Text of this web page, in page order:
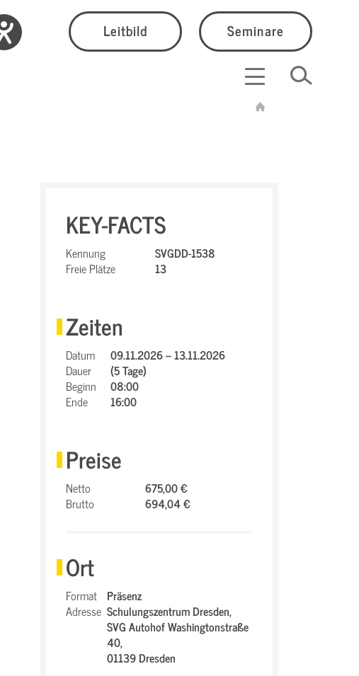
Leitbild Seminare
KEY-FACTS
Kennung
SVGDD-1538
Freie Plätze
13
Zeiten
Datum
09.11.2026 – 13.11.2026
Dauer
(5 Tage)
Beginn
08:00
Ende
16:00
Preise
Netto
675,00 €
Brutto
694,04 €
Ort
Format Präsenz
Adresse Schulungszentrum Dresden,
SVG Autohof Washingtonstraße
40,
01139 Dresden